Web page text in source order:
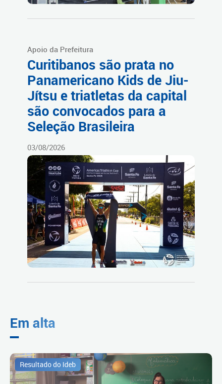
Apoio da Prefeitura
Curitibanos são prata no
Panamericano Kids de Jiu-
Jítsu e triatletas da capital
são convocados para a
Seleção Brasileira
03/08/2026
Em alta
Resultado do Ideb